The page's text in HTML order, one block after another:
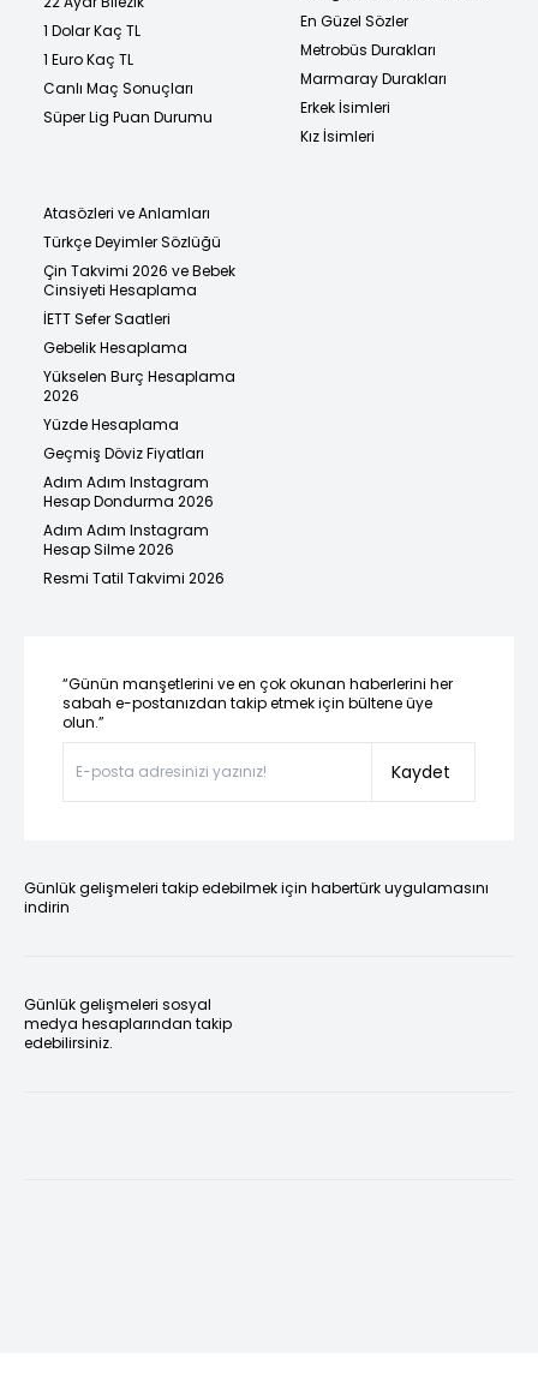
1 Dolar Kaç TL
1 Euro Kaç TL
Canlı Maç Sonuçları
Süper Lig Puan Durumu
En Güzel Sözler
Metrobüs Durakları
Marmaray Durakları
Erkek İsimleri
Kız İsimleri
Atasözleri ve Anlamları
Türkçe Deyimler Sözlüğü
Çin Takvimi 2026 ve Bebek
Cinsiyeti Hesaplama
İETT Sefer Saatleri
Gebelik Hesaplama
Yükselen Burç Hesaplama
2026
Yüzde Hesaplama
Geçmiş Döviz Fiyatları
Adım Adım Instagram
Hesap Dondurma 2026
Adım Adım Instagram
Hesap Silme 2026
Resmi Tatil Takvimi 2026
“Günün manşetlerini ve en çok okunan haberlerini her
sabah e-postanızdan takip etmek için bültene üye
olun.”
Kaydet
Günlük gelişmeleri takip edebilmek için habertürk uygulamasını
indirin
Günlük gelişmeleri sosyal
medya hesaplarından takip
edebilirsiniz.